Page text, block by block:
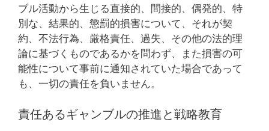
ブル活動から生じる直接的、間接的、偶発的、特
別な、結果的、懲罰的損害について、それが契
約、不法行為、厳格責任、過失、その他の法的理
論に基づくものであるかを問わず、また損害の可
能性について事前に通知されていた場合であって
も、一切の責任を負いません。
責任あるギャンブルの推進と戦略教育